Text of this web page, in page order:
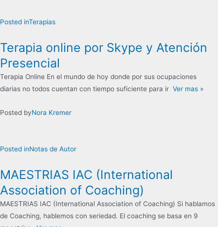
Posted inTerapias
Terapia online por Skype y Atención
Presencial
Terapia Online En el mundo de hoy donde por sus ocupaciones
diarias no todos cuentan con tiempo suficiente para ir Ver mas »
Posted byNora Kremer
Posted inNotas de Autor
MAESTRIAS IAC (International
Association of Coaching)
MAESTRIAS IAC (International Association of Coaching) Si hablamos
de Coaching, hablemos con seriedad. El coaching se basa en 9